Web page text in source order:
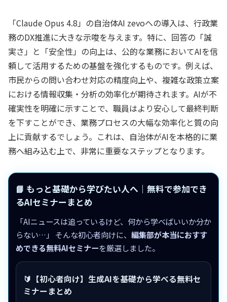
「Claude Opus 4.8」の自治体AI zevoへの導入は、行政業
務のDX推進に大きな示唆を与えます。特に、回答の「誠
実さ」と「安全性」の向上は、公的な業務においてAIを信
頼して活用するための基盤を強化するものです。例えば、
市民からの問い合わせ対応の精度向上や、複雑な政策立案
における情報収集・分析の効率化が期待されます。AIが不
確実性を明確に示すことで、職員はより安心して最終判断
を下すことができ、業務プロセスの大幅な効率化と質の向
上に貢献するでしょう。これは、自治体がAIを本格的に業
務へ組み込む上で、非常に重要なステップとなります。
📘 もっと基礎から学びたい人へ｜無料で参加でき
るAIセミナーまとめ
「AIニュースは追っているけど、何から学べばいいか分か
らない…」 そんな初心者向けに、 編集部が本当におすす
めできる無料AIセミナーを厳選しました。
🔰【初心者向け】生成AIを基礎から学べる無料セ
ミナーまとめ